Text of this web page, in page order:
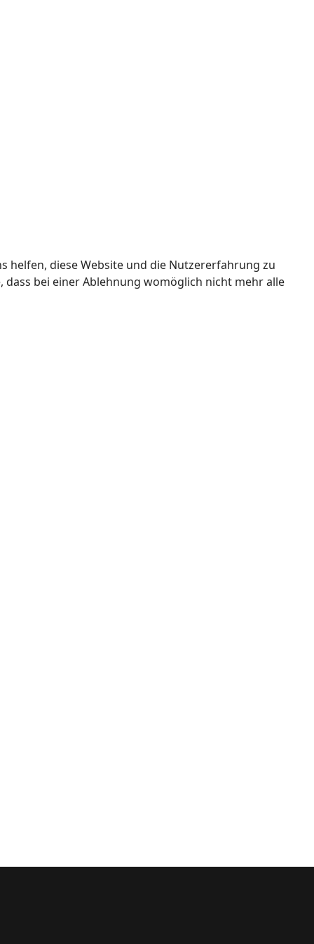
helfen, diese Website und die Nutzererfahrung zu
dass bei einer Ablehnung womöglich nicht mehr alle